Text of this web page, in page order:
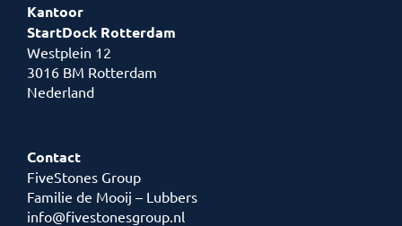
Kantoor
StartDock Rotterdam
Westplein 12
3016 BM Rotterdam
Nederland
Contact
FiveStones Group
Familie de Mooij – Lubbers
info@fivestonesgroup.nl